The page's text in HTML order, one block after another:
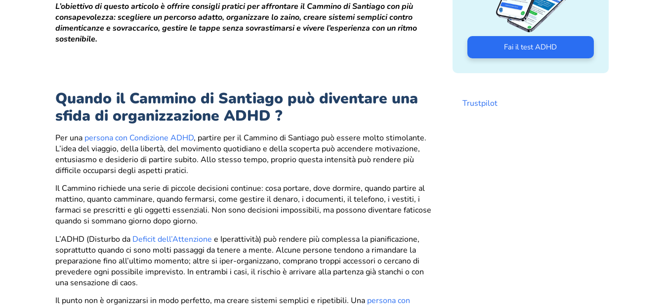
L’obiettivo di questo articolo è offrire consigli pratici per affrontare il Cammino di Santiago con più
consapevolezza: scegliere un percorso adatto, organizzare lo zaino, creare sistemi semplici contro
dimenticanze e sovraccarico, gestire le tappe senza sovrastimarsi e vivere l’esperienza con un ritmo
sostenibile.
Quando il Cammino di Santiago può diventare una
sfida di organizzazione ADHD ?
Per una persona con Condizione ADHD, partire per il Cammino di Santiago può essere molto stimolante.
L’idea del viaggio, della libertà, del movimento quotidiano e della scoperta può accendere motivazione,
entusiasmo e desiderio di partire subito. Allo stesso tempo, proprio questa intensità può rendere più
difficile occuparsi degli aspetti pratici.
Il Cammino richiede una serie di piccole decisioni continue: cosa portare, dove dormire, quando partire al
mattino, quanto camminare, quando fermarsi, come gestire il denaro, i documenti, il telefono, i vestiti, i
farmaci se prescritti e gli oggetti essenziali. Non sono decisioni impossibili, ma possono diventare faticose
quando si sommano giorno dopo giorno.
L’ADHD (Disturbo da Deficit dell’Attenzione e Iperattività) può rendere più complessa la pianificazione,
soprattutto quando ci sono molti passaggi da tenere a mente. Alcune persone tendono a rimandare la
preparazione fino all’ultimo momento; altre si iper-organizzano, comprano troppi accessori o cercano di
prevedere ogni possibile imprevisto. In entrambi i casi, il rischio è arrivare alla partenza già stanchi o con
una sensazione di caos.
Il punto non è organizzarsi in modo perfetto, ma creare sistemi semplici e ripetibili. Una persona con
Fai il test ADHD
Trustpilot